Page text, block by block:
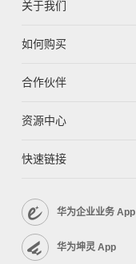
关于我们
如何购买
合作伙伴
资源中心
快速链接
华为企业业务 App
华为坤灵 App